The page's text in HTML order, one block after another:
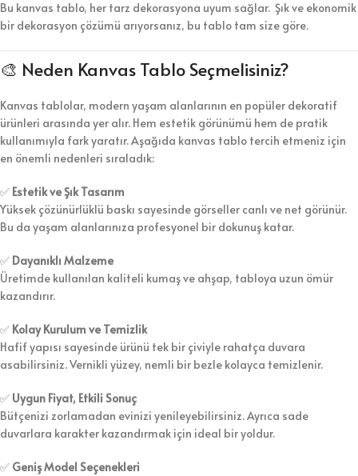
Bu kanvas tablo, her tarz dekorasyona uyum sağlar. Şık ve ekonomik
bir dekorasyon çözümü arıyorsanız, bu tablo tam size göre.
🎨 Neden Kanvas Tablo Seçmelisiniz?
Kanvas tablolar, modern yaşam alanlarının en popüler dekoratif
ürünleri arasında yer alır. Hem estetik görünümü hem de pratik
kullanımıyla fark yaratır. Aşağıda kanvas tablo tercih etmeniz için
en önemli nedenleri sıraladık:
✅ Estetik ve Şık Tasarım
Yüksek çözünürlüklü baskı sayesinde görseller canlı ve net görünür.
Bu da yaşam alanlarınıza profesyonel bir dokunuş katar.
✅ Dayanıklı Malzeme
Üretimde kullanılan kaliteli kumaş ve ahşap, tabloya uzun ömür
kazandırır.
✅ Kolay Kurulum ve Temizlik
Hafif yapısı sayesinde ürünü tek bir çiviyle rahatça duvara
asabilirsiniz. Vernikli yüzey, nemli bir bezle kolayca temizlenir.
✅ Uygun Fiyat, Etkili Sonuç
Bütçenizi zorlamadan evinizi yenileyebilirsiniz. Ayrıca sade
duvarlara karakter kazandırmak için ideal bir yoldur.
✅ Geniş Model Seçenekleri